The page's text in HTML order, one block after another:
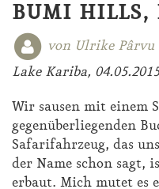
BUMI HILLS,
von Ulrike Pârvu
Lake Kariba, 04.05.2015
Wir sausen mit einem
gegenüberliegenden
Safarifahrzeug, das
der Name schon sagt,
erbaut. Mich mutet es